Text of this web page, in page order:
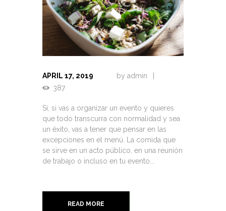
APRIL 17, 2019 by admin
387
Sí, si vas a organizar un evento y quieres
que todo transcurra con normalidad y sea
un éxito, vas a tener que pensar en las
excepciones en el menú. La comida que
se sirve en un acto público, en una reunión
de trabajo o incluso en tu evento...
READ MORE